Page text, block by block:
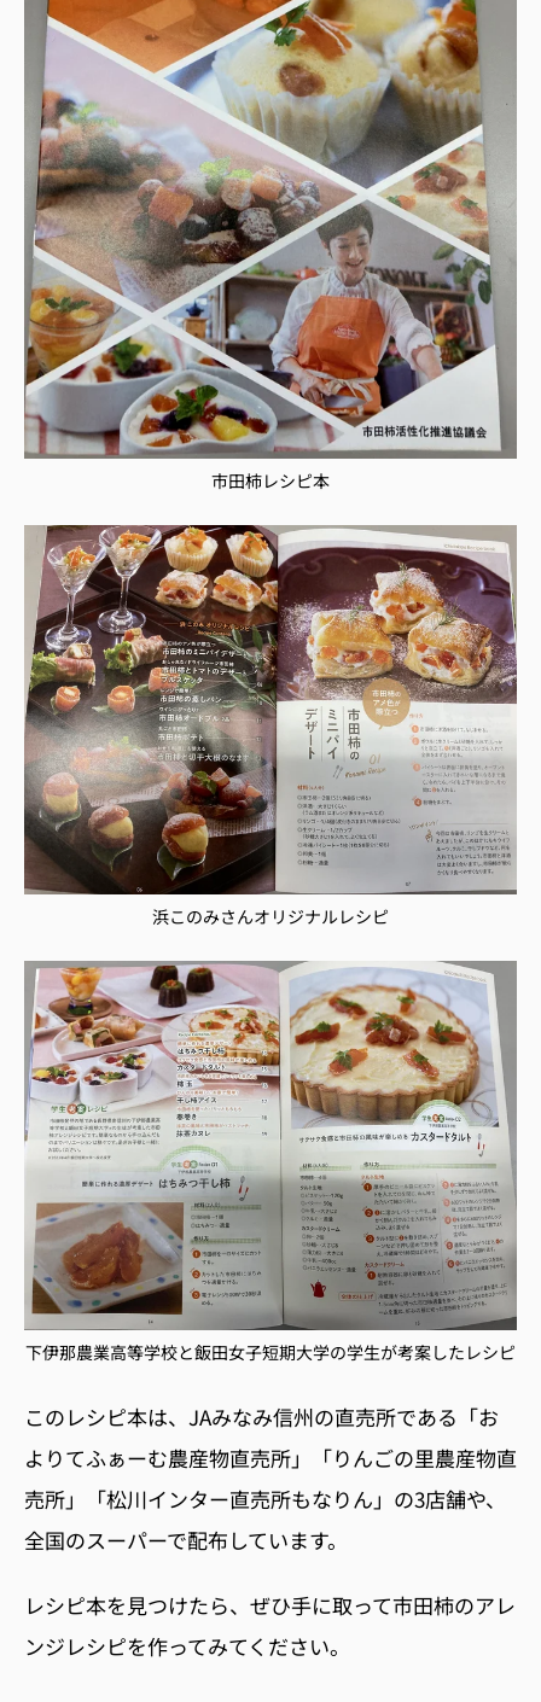
市田柿レシピ本
浜このみさんオリジナルレシピ
下伊那農業高等学校と飯田女子短期大学の学生が考案したレシピ
このレシピ本は、JAみなみ信州の直売所である「お
よりてふぁーむ農産物直売所」「りんごの里農産物直
売所」「松川インター直売所もなりん」の3店舗や、
全国のスーパーで配布 しています。
レシピ本を見つけたら、ぜひ手に取って市田柿のアレ
ンジレシピを作ってみてください。